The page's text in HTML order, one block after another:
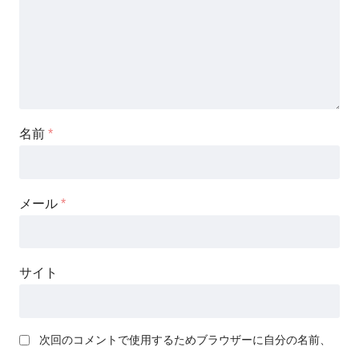
名前 *
メール *
サイト
次回のコメントで使用するためブラウザーに自分の名前、